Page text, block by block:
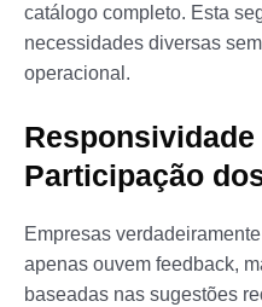
catálogo completo. Esta
necessidades diversas
operacional.
Responsividade
Participação
Empresas
apenas ouvem feedback,
baseadas nas sugestões